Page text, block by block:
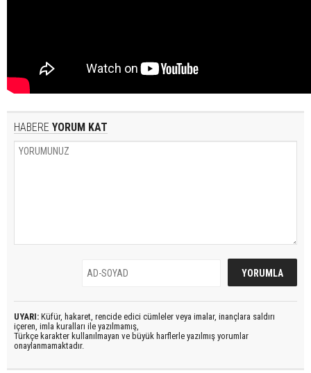
HABERE YORUM KAT
UYARI: Küfür, hakaret, rencide edici cümleler veya imalar, inançlara saldırı
içeren, imla kuralları ile yazılmamış,
Türkçe karakter kullanılmayan ve büyük harflerle yazılmış yorumlar
onaylanmamaktadır.